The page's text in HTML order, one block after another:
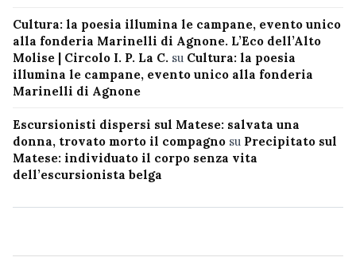
Cultura: la poesia illumina le campane, evento unico
alla fonderia Marinelli di Agnone. L’Eco dell’Alto
Molise | Circolo I. P. La C. su Cultura: la poesia
illumina le campane, evento unico alla fonderia
Marinelli di Agnone
Escursionisti dispersi sul Matese: salvata una
donna, trovato morto il compagno su Precipitato sul
Matese: individuato il corpo senza vita
dell’escursionista belga